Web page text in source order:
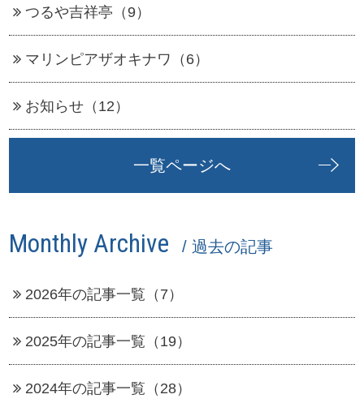
つるや吉祥亭（9）
マリンピアザオキナワ（6）
お知らせ（12）
一覧ページへ
Monthly Archive / 過去の記事
2026年の記事一覧（7）
2025年の記事一覧（19）
2024年の記事一覧（28）